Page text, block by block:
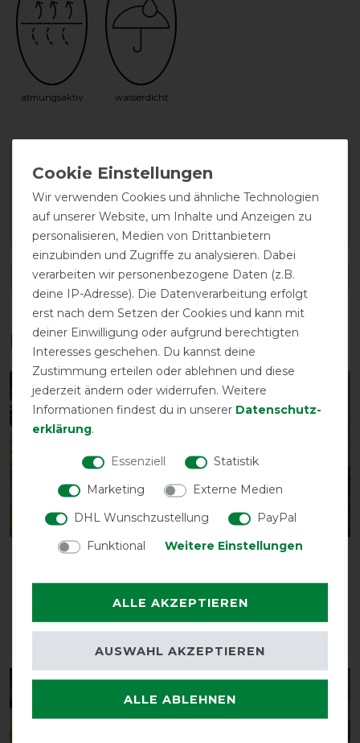
atmungsaktiv wasserdicht
Herstellergarantie
Wasch- und Pflegehinweis
DETAILS ZUR PRODUKTSICHERHEIT
Das perfekte Zubehör für dich
-10%
Horseware Amigo 1200D
-10%
Horseware Amigo 1200D
Wir verwenden Cookies und ähnliche Technologien
auf unserer Website, um Inhalte und Anzeigen zu
personalisieren, Medien von Drittanbietern
einzubinden und Zugriffe zu analysieren. Dabei
verarbeiten wir personenbezogene Daten (z.B.
deine IP-Adresse). Die Datenverarbeitung erfolgt
erst nach dem Setzen der Cookies und kann mit
deiner Einwilligung oder aufgrund berechtigten
Interesses geschehen. Du kannst deine
Zustimmung erteilen oder ablehnen und diese
jederzeit ändern oder widerrufen. Weitere
Informationen findest du in unserer Daten­schutz­
erklärung.
Essenziell
Statistik
Marketing
Externe Medien
DHL Wunschzustellung
PayPal
Funktional
Weitere Einstellungen
ALLE AKZEPTIEREN
ALLE ABLEHNEN
AUSWAHL AKZEPTIEREN